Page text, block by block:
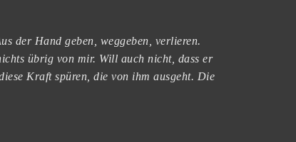
der Hand geben, weggeben, verlieren.
übrig von mir. Will auch nicht, dass er
Kraft spüren, die von ihm ausgeht. Die